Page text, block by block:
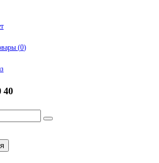
(0)
40